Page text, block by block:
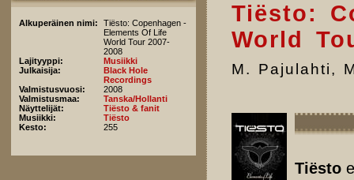
Alkuperäinen nimi:
Tiësto: Copenhagen -
Elements Of Life
World Tour 2007-
2008
Lajityyppi:
Musiikki
Julkaisija:
Black Hole
Recordings
Valmistusvuosi:
2008
Valmistusmaa:
Tanska/Hollanti
Näyttelijät:
Tiësto & fanit
Musiikki:
Tiësto
Kesto:
255
Tiësto:
World
M. Pajulahti,
Tiësto